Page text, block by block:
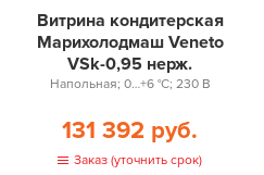
Витрина кондитерская
Марихолодмаш Veneto
VSk-0,95 нерж.
Напольная; 0…+6 °С; 230 В
131 392 руб.
Заказ (уточнить срок)